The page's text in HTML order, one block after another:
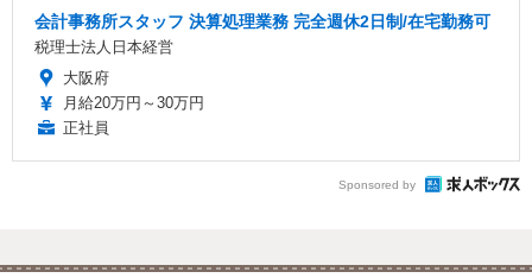
会計事務所スタッフ 決算処理業務 完全週休2日制/在宅勤務可
税理士法人日本経営
大阪府
月給20万円～30万円
正社員
Sponsored by